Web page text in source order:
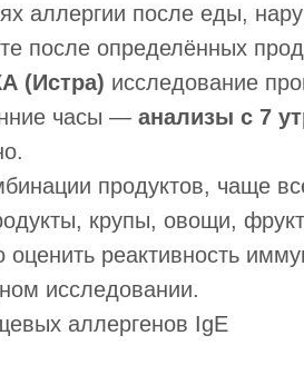
аллергии после еды,
после определённых
(Истра) исследование
часы — анализы с 7
продуктов, чаще
крупы, овощи,
оценить реактивность
исследовании.
аллергенов IgE